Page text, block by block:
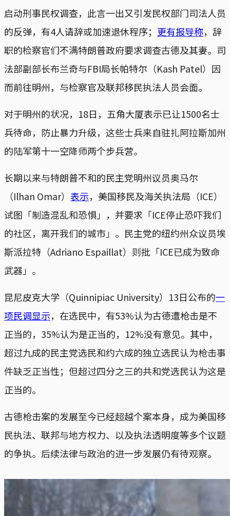
启动刑事民权调查，此言一出又引发民权部门司法人员
的反弹，有4人请辞或加速退休程序； 更有报导称，辞
职的检察官们不满特朗普政府要求调查古德及其妻。司
法部副部长布兰奇与FBI局长帕特尔（Kash Patel）因
而前往明州，与检察官及联邦移民执法人员会面。
对于明州的状况，18日，五角大厦表示已让1500名士
兵待命，防止暴力升级，这些士兵来自驻扎阿拉斯加州
的陆军第十一空降师两个步兵营。
长期以来与特朗普不和的民主党明州议员奥马尔
（Ilhan Omar） 表示，美国移民及海关执法局（ICE）
试图「制造混乱和恐惧」，并要求「ICE停止恐吓我们
的社区，离开我们的城市」。民主党的纽约州众议员埃
斯派拉特（Adriano Espaillat）则批「ICE已成为致命
武器」。
昆尼皮克大学（Quinnipiac University）13日公布的一
项民调显示，在选民中，有53%认为古德遭枪击是不
正当的，35%认为是正当的，12%没有意见。其中，
超过九成的民主党选民和约六成的独立选民认为枪击事
件缺乏正当性；但超过四分之三的共和党选民认为这是
正当的。
古德枪击案的发展至今已经超越个案本身，成为美国移
民执法、联邦与地方权力、以及执法透明度等多个议题
的争执。后续法律与政治的进一步发展仍有待观察。